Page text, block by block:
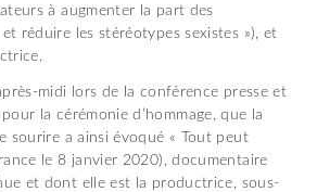
à augmenter la part des
réduire les stéréotypes sexistes »), et
midi lors de la conférence presse et
la cérémonie d’hommage, que la
sourire a ainsi évoqué « Tout peut
le 8 janvier 2020), documentaire
et dont elle est la productrice, sous-